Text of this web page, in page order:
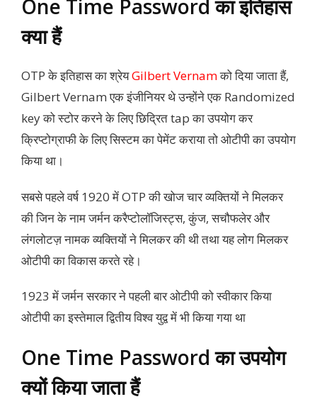
One Time Password का इतिहास
क्या हैं
OTP के इतिहास का श्रेयGilbert Vernamको दिया जाता हैं,
Gilbert Vernam एक इंजीनियर थे उन्होंने एक Randomized
key को स्टोर करने के लिए छिद्रित tap का उपयोग कर
क्रिप्टोग्राफी के लिए सिस्टम का पेमेंट कराया तो ओटीपी का उपयोग
किया था।
सबसे पहले वर्ष 1920 में OTP की खोज चार व्यक्तियों ने मिलकर
की जिन के नाम जर्मन करैप्टोलॉजिस्ट्स, कुंज, सचौफलेर और
लंगलोटज़ नामक व्यक्तियों ने मिलकर की थी तथा यह लोग मिलकर
ओटीपी का विकास करते रहे।
1923 में जर्मन सरकार ने पहली बार ओटीपी को स्वीकार किया
ओटीपी का इस्तेमाल द्वितीय विश्व युद्व में भी किया गया था
One Time Password का उपयोग
क्यों किया जाता हैं